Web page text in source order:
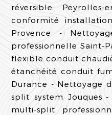
réversible Peyrolles-
conformité
Provence
professionnelle Saint-
flexible conduit
étanchéité conduit
Durance
Nettoyage
split system Jouques
multi-split